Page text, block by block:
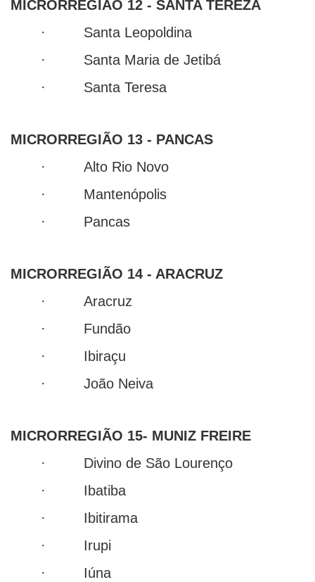
MICRORREGIÃO 12 - SANTA TEREZA
· Santa Leopoldina
· Santa Maria de Jetibá
· Santa Teresa
MICRORREGIÃO 13 - PANCAS
· Alto Rio Novo
· Mantenópolis
· Pancas
MICRORREGIÃO 14 - ARACRUZ
· Aracruz
· Fundão
· Ibiraçu
· João Neiva
MICRORREGIÃO 15- MUNIZ FREIRE
· Divino de São Lourenço
· Ibatiba
· Ibitirama
· Irupi
· Iúna